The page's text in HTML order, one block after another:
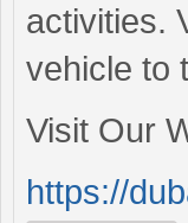
activities.
vehicle to
Visit Our
https://